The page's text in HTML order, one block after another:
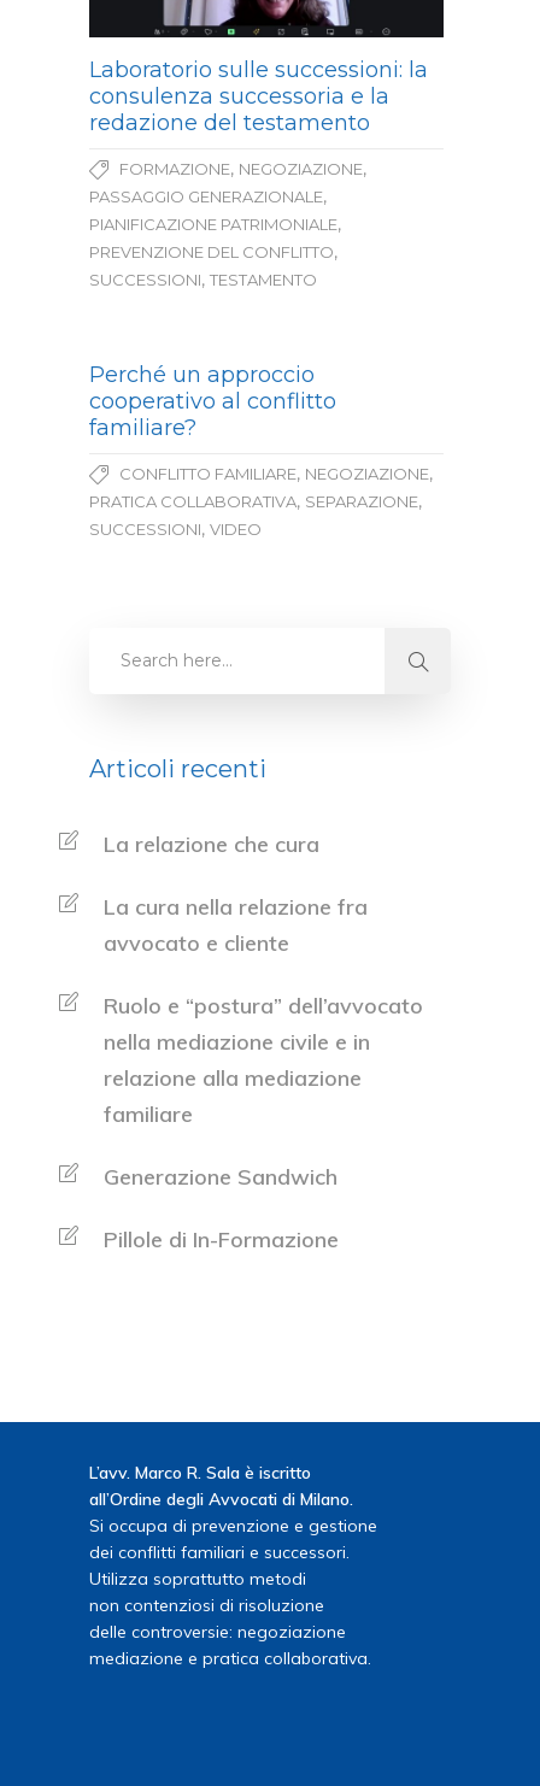
Laboratorio sulle successioni: la
consulenza successoria e la
redazione del testamento
FORMAZIONE, NEGOZIAZIONE,
PASSAGGIO GENERAZIONALE,
PIANIFICAZIONE PATRIMONIALE,
PREVENZIONE DEL CONFLITTO,
SUCCESSIONI, TESTAMENTO
Perché un approccio
cooperativo al conflitto
familiare?
CONFLITTO FAMILIARE, NEGOZIAZIONE,
PRATICA COLLABORATIVA, SEPARAZIONE,
SUCCESSIONI, VIDEO
Articoli recenti
La relazione che cura
La cura nella relazione fra
avvocato e cliente
Ruolo e “postura” dell’avvocato
nella mediazione civile e in
relazione alla mediazione
familiare
Generazione Sandwich
Pillole di In-Formazione
L’avv. Marco R. Sala è iscritto
all’Ordine degli Avvocati di Milano.
Si occupa di prevenzione e gestione
dei conflitti familiari e successori.
Utilizza soprattutto metodi
non contenziosi di risoluzione
delle controversie: negoziazione
mediazione e pratica collaborativa.